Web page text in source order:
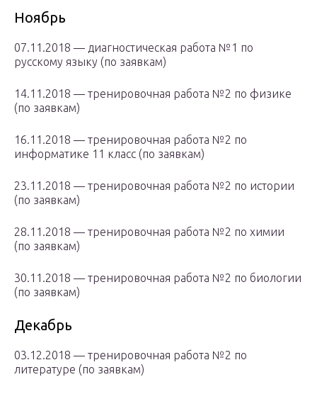
Ноябрь
07.11.2018 — диагностическая работа №1 по
русскому языку (по заявкам)
14.11.2018 — тренировочная работа №2 по физике
(по заявкам)
16.11.2018 — тренировочная работа №2 по
информатике 11 класс (по заявкам)
23.11.2018 — тренировочная работа №2 по истории
(по заявкам)
28.11.2018 — тренировочная работа №2 по химии
(по заявкам)
30.11.2018 — тренировочная работа №2 по биологии
(по заявкам)
Декабрь
03.12.2018 — тренировочная работа №2 по
литературе (по заявкам)